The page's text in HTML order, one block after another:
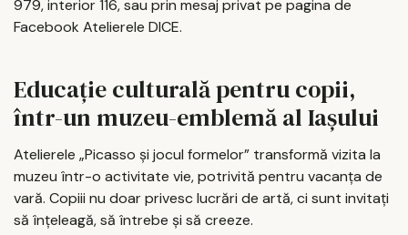
979, interior 116, sau prin mesaj privat pe pagina de
Facebook Atelierele DICE.
Educație culturală pentru copii,
într-un muzeu-emblemă al Iașului
Atelierele „Picasso și jocul formelor” transformă vizita la
muzeu într-o activitate vie, potrivită pentru vacanța de
vară. Copiii nu doar privesc lucrări de artă, ci sunt invitați
să înțeleagă, să întrebe și să creeze.